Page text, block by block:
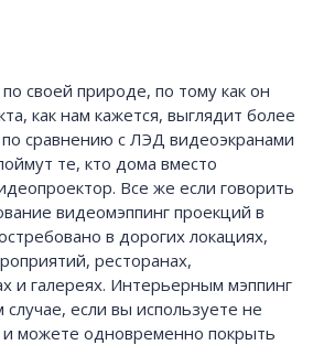
своей природе, по тому как он
как нам кажется, выглядит более
сравнению с ЛЭД видеоэкранами
те, кто дома вместо
Все же если говорить
видеомэппинг проекций в
в дорогих локациях,
ресторанах,
и галереях. Интерьерным мэппинг
если вы используете не
можете одновременно покрыть